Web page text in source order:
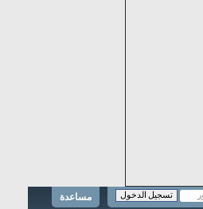
مساعدة